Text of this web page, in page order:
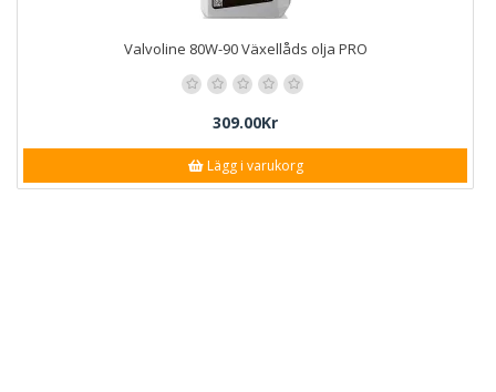
Valvoline 80W-90 Växellåds olja PRO
309.00Kr
Lägg i varukorg